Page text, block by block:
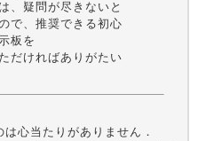
、疑問が尽きないと
で、推奨できる初心
板を
だければありがたい
心当たりがありません．